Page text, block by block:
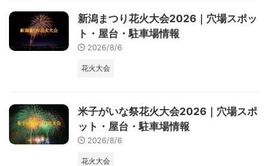
新潟まつり花火大会2026｜穴場スポッ
ト・屋台・駐車場情報
2026/8/6
花火大会
米子がいな祭花火大会2026｜穴場スポ
ット・屋台・駐車場情報
2026/8/6
花火大会